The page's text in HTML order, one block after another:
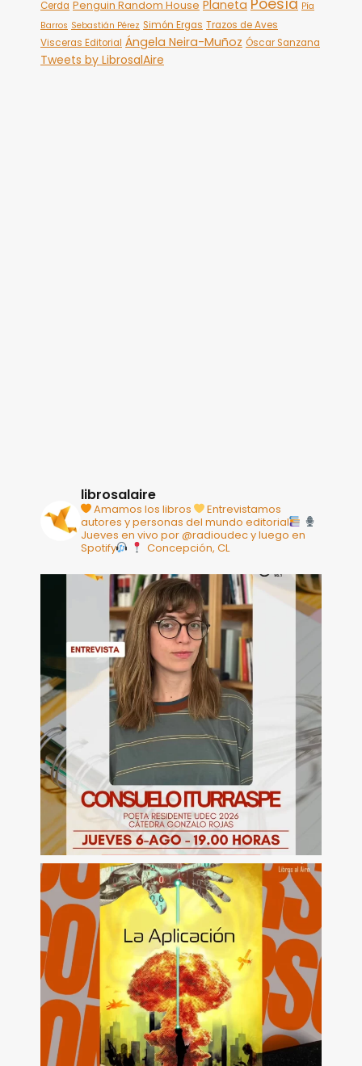
Cerda Penguin Random House Planeta Poesía Pía
Barros Sebastián Pérez Simón Ergas Trazos de Aves
Visceras Editorial Ángela Neira-Muñoz Óscar Sanzana
Tweets by LibrosalAire
librosalaire
Amamos los libros
Entrevistamos
autores y personas del mundo editorial
Jueves en vivo por @radioudec y luego en
Spotify
Concepción, CL